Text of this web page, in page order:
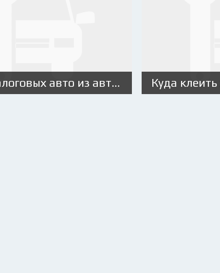
Выкуп залоговых авто из автоломбарда: в чем выгода и особенность сделок